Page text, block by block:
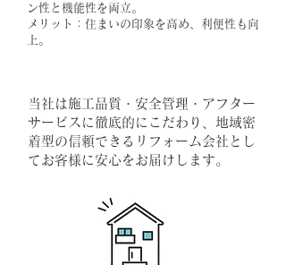
ン性と機能性を両立。
メリット：住まいの印象を高め、利便性も向
上。
当社は施工品質・安全管理・アフター
サービスに徹底的にこだわり、地域密
着型の信頼できるリフォーム会社とし
てお客様に安心をお届けします。